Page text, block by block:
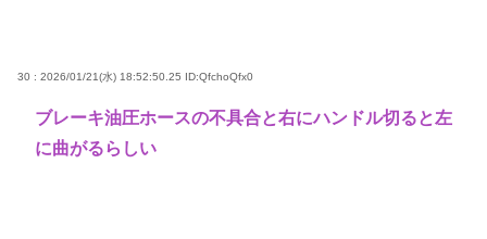
30 : 2026/01/21(水) 18:52:50.25 ID:QfchoQfx0
ブレーキ油圧ホースの不具合と右にハンドル切ると左
に曲がるらしい